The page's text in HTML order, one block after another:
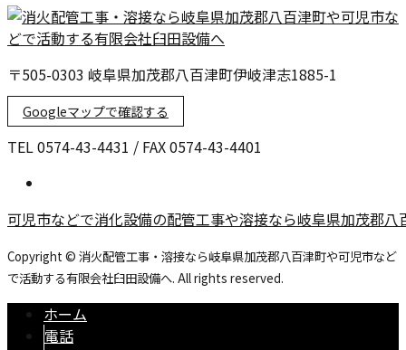
〒505-0303 岐阜県加茂郡八百津町伊岐津志1885-1
Googleマップで確認する
TEL 0574-43-4431 / FAX 0574-43-4401
可児市などで消化設備の配管工事や溶接なら岐阜県加茂郡
Copyright © 消火配管工事・溶接なら岐阜県加茂郡八百津町や可児市など
で活動する有限会社臼田設備へ. All rights reserved.
ホーム
電話